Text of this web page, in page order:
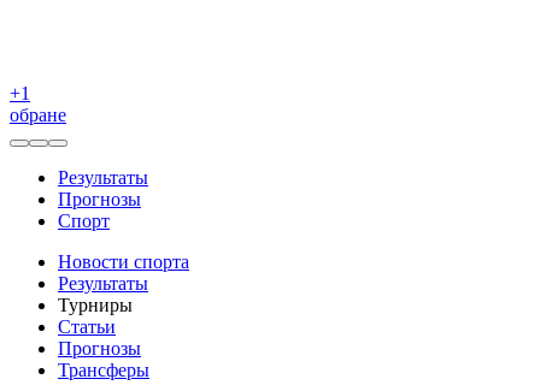
+1
обране
Результаты
Прогнозы
Спорт
Новости спорта
Результаты
Турниры
Статьи
Прогнозы
Трансферы